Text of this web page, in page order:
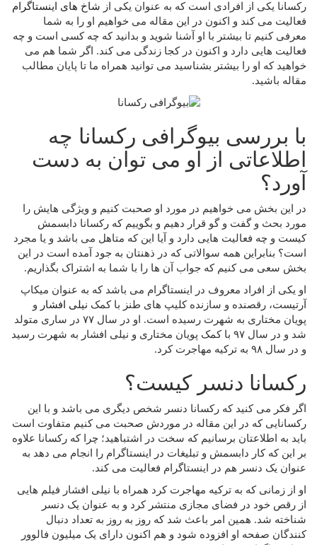
رکسانا یکی از افرادی است که به عنوان یکی از شاخ های اینستاگرام
فعالیت می‌ کند و اکنون در این مقاله می‌ خواهیم او را به شما
معرفی کنیم تا بیشتر با او آشنا شوید و بدانید که چه کسی است و چه
فعالیت هایی دارد و اکنون در کجا زندگی می کند. اگر شما هم می‌
خواهید که او را بیشتر بشناسید می‌ توانید همراه ما تا پایان مطالب
مقاله باشید.
با بررسی بیوگرافی رکسانا چه
اطلاعاتی از او می توان به دست
آورد؟
در این بخش می خواهیم در مورد او صحبت کنیم و ویژگی هایش را
مورد بحث و گفت و گو قرار دهیم و بگوییم که رکسانا دابسمش
کیست و چه فعالیت هایی دارد و آیا این که متاهل می باشد و یا مجرد
است؟ بنابراین همه سوالاتی که در ذهنتان به جود آمده است در این
بخش سعی می کنیم که جواب آن ها را با شما به اشتراک بگذاریم.
او یکی از افراد معروف در اینستاگرام می باشد که به عنوان میکاپ
آرتیست، رقصنده و سازنده کلیپ های طنز با کمک نیلی افشار و
پویان مختاری به شهرت رسیده است. او در سال ۷۷ در ساری متولد
شد و در سال ۹۷ با کمک پویان مختاری و نیلی افشار به شهرت رسید
و در سال ۹۸ به ترکیه مهاجرت کرد.
رکسانا دنسر کیست؟
اگر فکر می‌ کنید که رکسانا دنسر شخص دیگری می باشد و با این
رکسانایی که در این مقاله در موردش صحبت می‌ کنیم متفاوت است
باید به اطلاعتان برسانیم که سخت در اشتباهید؛ چرا که رکسانا علاوه
بر این که کار دابسمش و تبلیغات در اینستاگرام را انجام می دهد به
عنوان یک دنسر هم در اینستاگرام فعالیت می‌ کند.
او از زمانی که به ترکیه مهاجرت کرد همراه با نیلی افشار فیلم هایی
از رقص خود در فضای مجازی منتشر کرد و به عنوان یک دنسر
شناخته شد. همین امر باعث شد که روز به روز به تعداد دنبال
کنندگان صفحه او افزوده شود و هم اکنون دارای یک میلیون فالوور